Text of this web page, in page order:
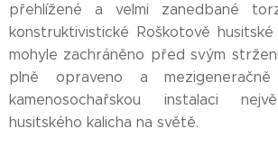
přehlížené a velmi zanedbané
konstruktivistické Roškotově
mohyle zachráněno před svým
plně opraveno a
kamenosochařskou instalaci
husitského kalicha na světě.